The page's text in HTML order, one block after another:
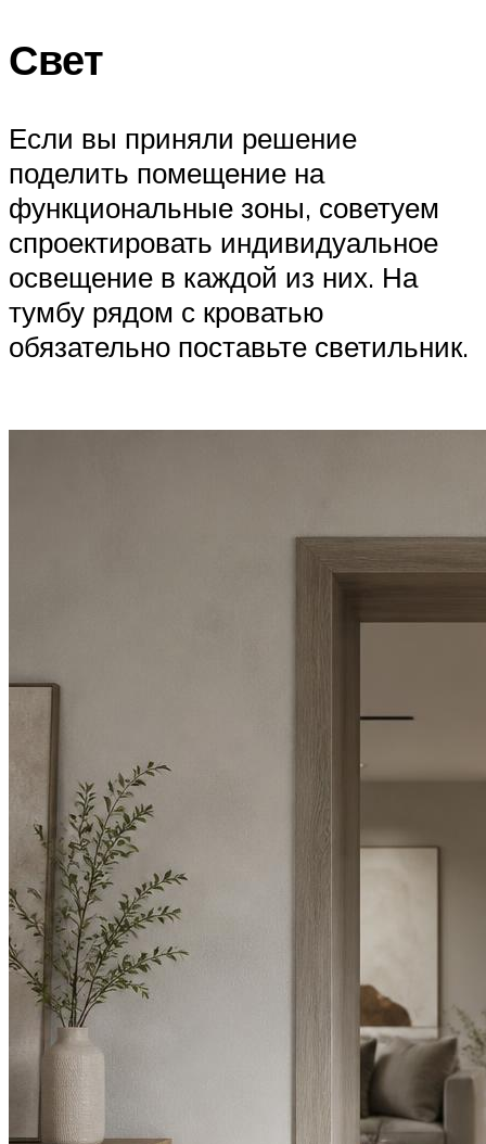
Свет
Если вы приняли решение
поделить помещение на
функциональные зоны, советуем
спроектировать индивидуальное
освещение в каждой из них. На
тумбу рядом с кроватью
обязательно поставьте светильник.